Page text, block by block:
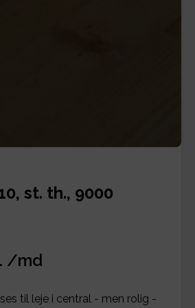
st. th., 9000
/md
til leje i central - men rolig -